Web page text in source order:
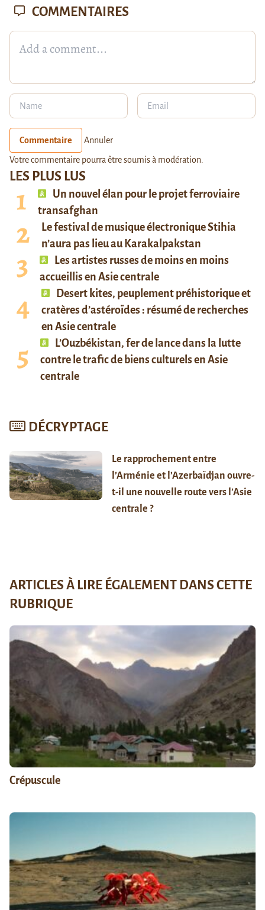
LES PLUS LUS
Un nouvel élan pour le projet ferroviaire
transafghan
Le festival de musique électronique Stihia
n’aura pas lieu au Karakalpakstan
Les artistes russes de moins en moins
accueillis en Asie centrale
Desert kites, peuplement préhistorique et
cratères d’astéroïdes : résumé de recherches
en Asie centrale
L’Ouzbékistan, fer de lance dans la lutte
contre le trafic de biens culturels en Asie
centrale
DÉCRYPTAGE
Le rapprochement entre
l’Arménie et l’Azerbaïdjan ouvre-
t-il une nouvelle route vers l’Asie
centrale ?
COMMENTAIRES
Commentaire Annuler
Votre commentaire pourra être soumis à modération.
ARTICLES À LIRE ÉGALEMENT DANS CETTE
RUBRIQUE
Crépuscule